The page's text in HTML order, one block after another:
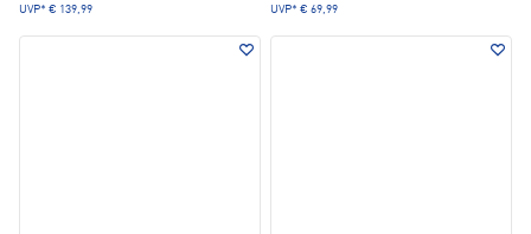
UVP* € 139,99 UVP* € 69,99